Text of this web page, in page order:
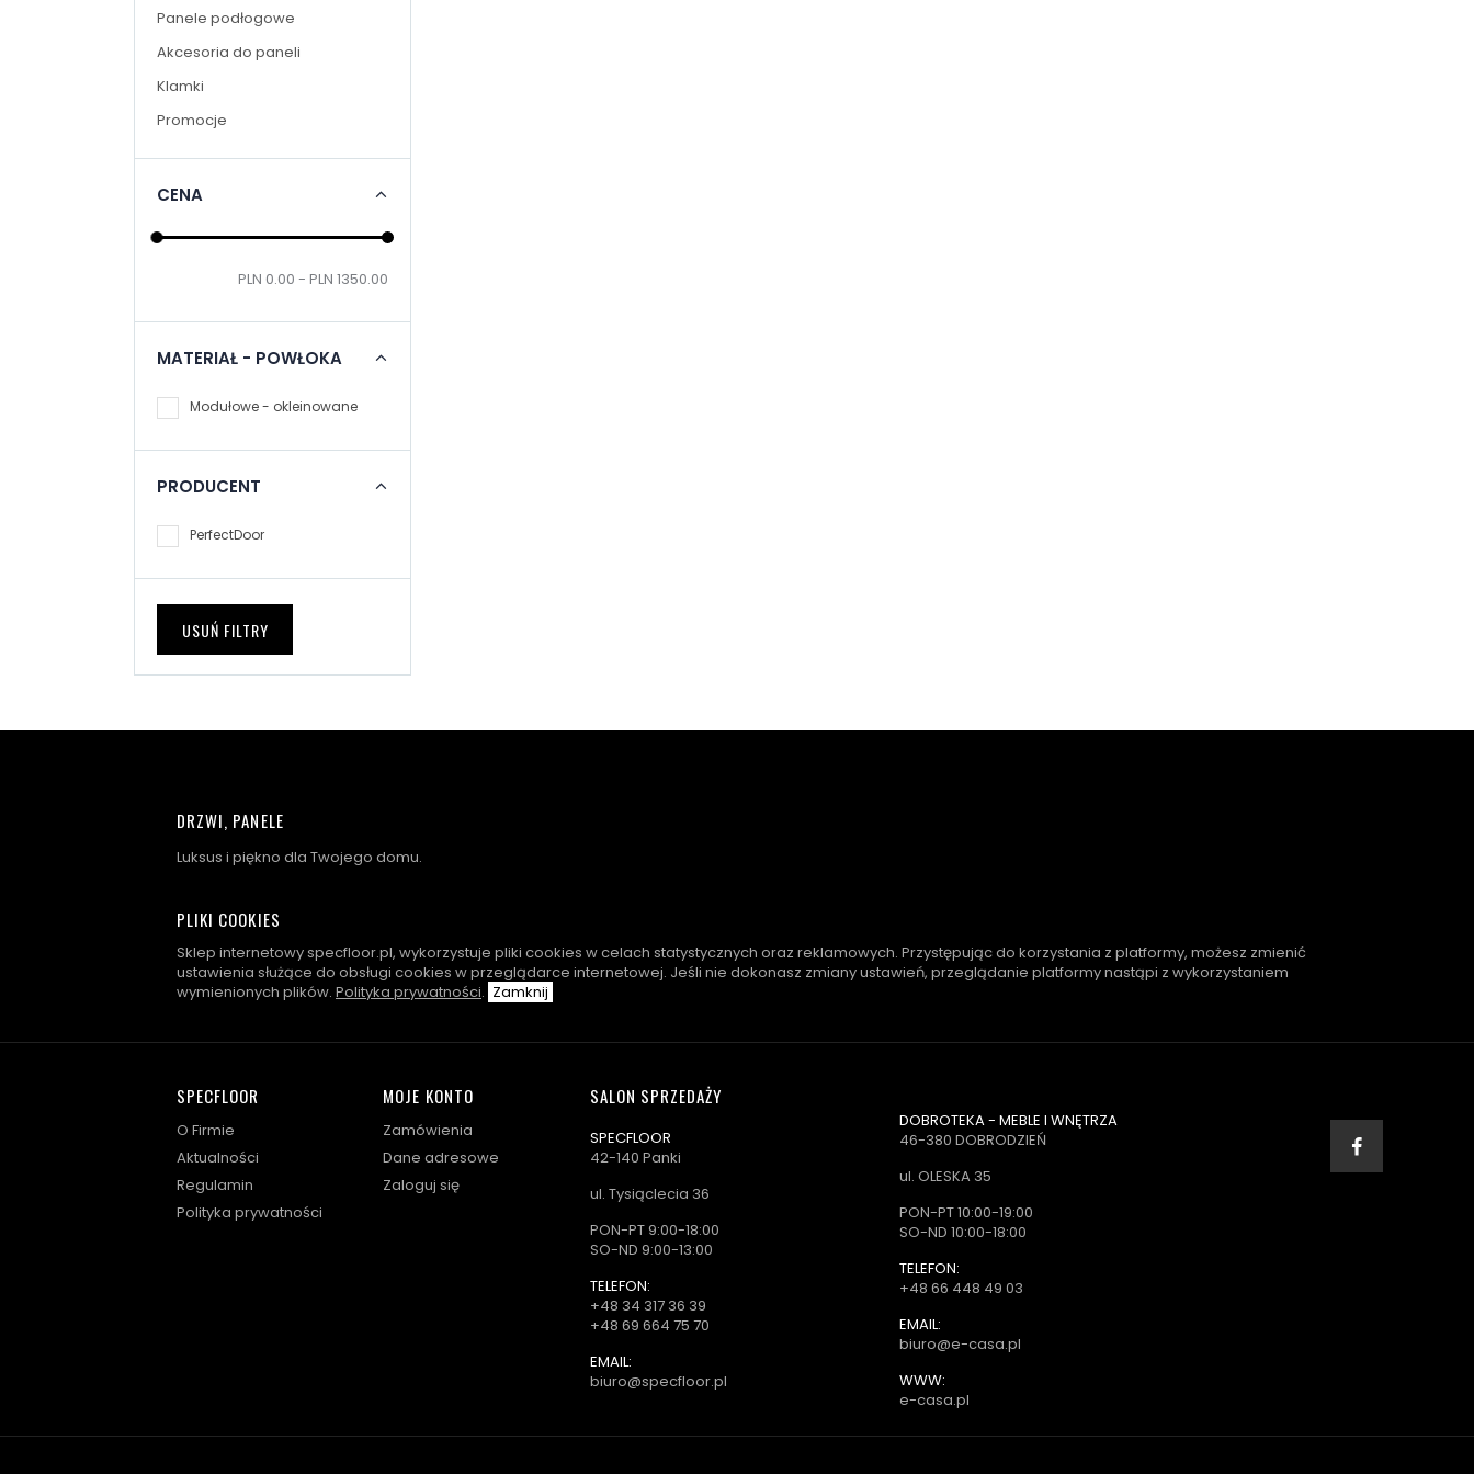
Panele podłogowe
Akcesoria do paneli
Klamki
Promocje
CENA
PLN 0.00 - PLN 1350.00
MATERIAŁ - POWŁOKA
Modułowe - okleinowane
PRODUCENT
PerfectDoor
USUŃ FILTRY
DRZWI, PANELE
Luksus i piękno dla Twojego domu.
PLIKI COOKIES
Sklep internetowy specfloor.pl, wykorzystuje pliki cookies w celach statystycznych oraz reklamowych. Przystępując do korzystania z platformy, możesz zmienić
ustawienia służące do obsługi cookies w przeglądarce internetowej. Jeśli nie dokonasz zmiany ustawień, przeglądanie platformy nastąpi z wykorzystaniem
wymienionych plików. Polityka prywatności. Zamknij
SPECFLOOR
O Firmie
Aktualności
Regulamin
Polityka prywatności
MOJE KONTO
Zamówienia
Dane adresowe
Zaloguj się
SALON SPRZEDAŻY
SPECFLOOR
42-140 Panki
ul. Tysiąclecia 36
PON-PT 9:00-18:00
SO-ND 9:00-13:00
TELEFON:
+48 34 317 36 39
+48 69 664 75 70
EMAIL:
biuro@specfloor.pl
DOBROTEKA - MEBLE I WNĘTRZA
46-380 DOBRODZIEŃ
ul. OLESKA 35
PON-PT 10:00-19:00
SO-ND 10:00-18:00
TELEFON:
+48 66 448 49 03
EMAIL:
biuro@e-casa.pl
WWW:
e-casa.pl